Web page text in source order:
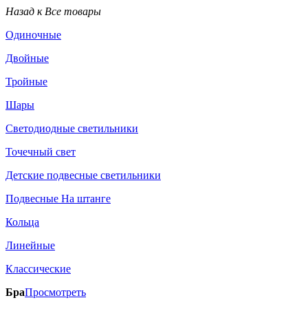
Назад к Все товары
Одиночные
Двойные
Тройные
Шары
Светодиодные светильники
Точечный свет
Детские подвесные светильники
Подвесные На штанге
Кольца
Линейные
Классические
БраПросмотреть